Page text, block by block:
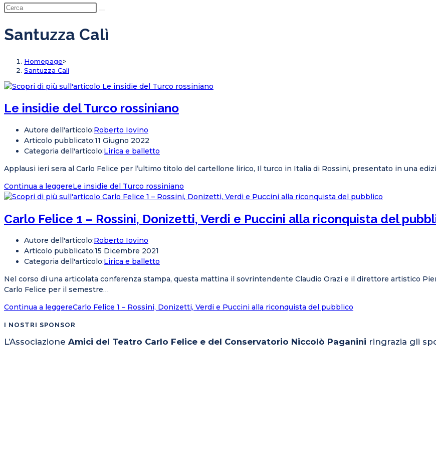
Santuzza Calì
Homepage>
Santuzza Calì
Le insidie del Turco rossiniano
Autore dell'articolo:Roberto Iovino
Articolo pubblicato:11 Giugno 2022
Categoria dell'articolo:Lirica e balletto
Applausi ieri sera al Carlo Felice per l’ultimo titolo del cartellone lirico, Il turco in Italia di Rossini, presentato in una
Continua a leggereLe insidie del Turco rossiniano
Carlo Felice 1 – Rossini, Donizetti, Verdi e Puccini alla riconquista del
Autore dell'articolo:Roberto Iovino
Articolo pubblicato:15 Dicembre 2021
Categoria dell'articolo:Lirica e balletto
Nel corso di una articolata conferenza stampa, questa mattina il sovrintendente Claudio Orazi e il direttore artistico
Carlo Felice per il semestre…
Continua a leggereCarlo Felice 1 – Rossini, Donizetti, Verdi e Puccini alla riconquista del pubblico
I NOSTRI SPONSOR
L’Associazione Amici del Teatro Carlo Felice e del Conservatorio Niccolò Paganini ringrazia gli